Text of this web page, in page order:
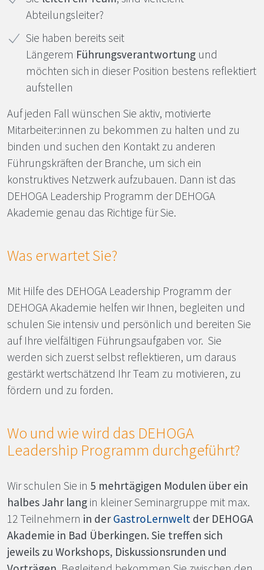
Abteilungsleiter?
Sie haben bereits seit
Längerem Führungsverantwortung und
möchten sich in dieser Position bestens reflektiert
aufstellen
Auf jeden Fall wünschen Sie aktiv, motivierte
Mitarbeiter:innen zu bekommen zu halten und zu
binden und suchen den Kontakt zu anderen
Führungskräften der Branche, um sich ein
konstruktives Netzwerk aufzubauen. Dann ist das
DEHOGA Leadership Programm der DEHOGA
Akademie genau das Richtige für Sie.
Was erwartet Sie?
Mit Hilfe des DEHOGA Leadership Programm der
DEHOGAAkademie helfen wir Ihnen, begleiten und
schulen Sie intensiv und persönlich und bereiten Sie
auf Ihre vielfältigen Führungsaufgaben vor. Sie
werden sich zuerst selbst reflektieren, um daraus
gestärkt wertschätzend Ihr Team zu motivieren, zu
fördern und zu forden.
Wo und wie wird das DEHOGA
Leadership Programm durchgeführt?
Wir schulen Sie in 5 mehrtägigen Modulen über ein
halbes Jahr lang in kleiner Seminargruppe mit max.
12 Teilnehmern in der GastroLernwelt der DEHOGA
Akademie in Bad Überkingen. Sie treffen sich
jeweils zu Workshops, Diskussionsrunden und